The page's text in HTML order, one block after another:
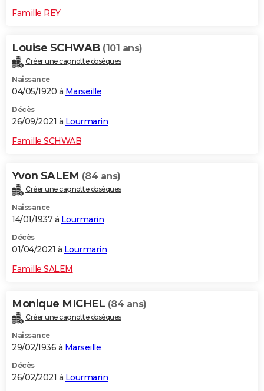
Famille REY
Louise SCHWAB (101 ans)
Créer une cagnotte obsèques
Naissance
04/05/1920 à Marseille
Décès
26/09/2021 à Lourmarin
Famille SCHWAB
Yvon SALEM (84 ans)
Créer une cagnotte obsèques
Naissance
14/01/1937 à Lourmarin
Décès
01/04/2021 à Lourmarin
Famille SALEM
Monique MICHEL (84 ans)
Créer une cagnotte obsèques
Naissance
29/02/1936 à Marseille
Décès
26/02/2021 à Lourmarin